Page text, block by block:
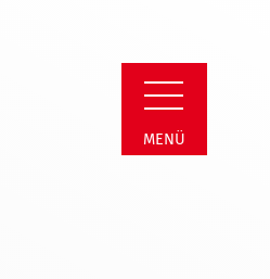
MENÜ